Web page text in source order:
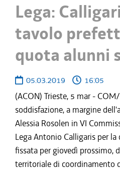
Lega:
tavolo
quota alunni
05.03.2019
16:05
(ACON) Trieste, 5 mar -
soddisfazione, a margine
Alessia Rosolen in VI
Lega Antonio Calligaris per
fissata per giovedì prossimo,
territoriale di coordinamento